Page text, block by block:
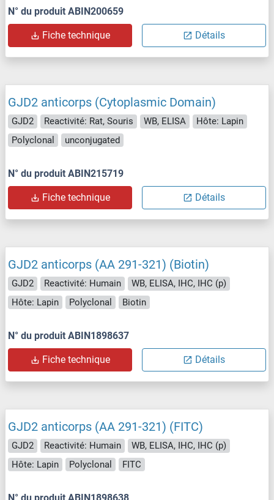
N° du produit ABIN200659
Fiche technique Détails
GJD2 anticorps (Cytoplasmic Domain)
GJD2 Reactivité: Rat, Souris WB, ELISA
Hôte: Lapin
Polyclonal
unconjugated
N° du produit ABIN215719
Fiche technique Détails
GJD2 anticorps (AA 291-321) (Biotin)
GJD2 Reactivité: Humain
WB, ELISA, IHC, IHC (p)
Hôte: Lapin
Polyclonal Biotin
N° du produit ABIN1898637
Fiche technique Détails
GJD2 anticorps (AA 291-321) (FITC)
GJD2 Reactivité: Humain
WB, ELISA, IHC, IHC (p)
Hôte: Lapin
Polyclonal FITC